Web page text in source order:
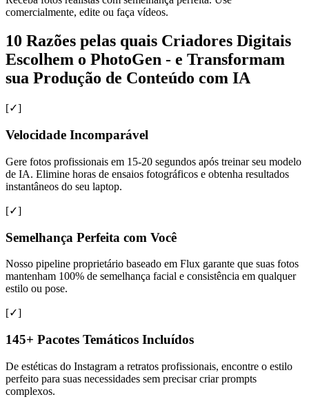
comercialmente, edite ou faça vídeos.
10 Razões pelas quais Criadores Digitais
Escolhem o PhotoGen - e Transformam
sua Produção de Conteúdo com IA
[✓]
Velocidade Incomparável
Gere fotos profissionais em 15-20 segundos após treinar seu modelo
de IA. Elimine horas de ensaios fotográficos e obtenha resultados
instantâneos do seu laptop.
[✓]
Semelhança Perfeita com Você
Nosso pipeline proprietário baseado em Flux garante que suas fotos
mantenham 100% de semelhança facial e consistência em qualquer
estilo ou pose.
[✓]
145+ Pacotes Temáticos Incluídos
De estéticas do Instagram a retratos profissionais, encontre o estilo
perfeito para suas necessidades sem precisar criar prompts
complexos.